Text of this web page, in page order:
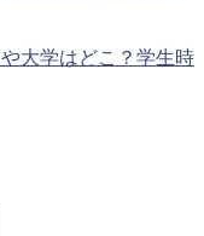
大学はどこ？学生時